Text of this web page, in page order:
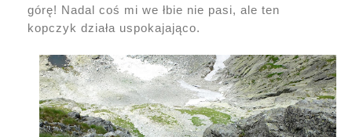
górę! Nadal coś mi we łbie nie pasi, ale ten
kopczyk działa uspokajająco.